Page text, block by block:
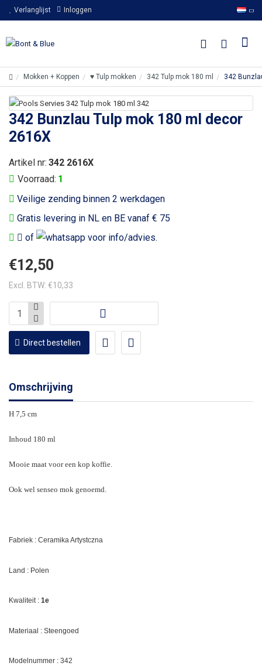
Verlanglijst Inloggen
Mokken + Koppen ♥ Tulp mokken 342 Tulp mok 180 ml 342
342 Bunzlau Tulp mok 180 ml decor
2616X
Veilige zending binnen 2 werkdagen
Gratis levering in NL en BE vanaf € 75
of
voor info/advies.
Voorraad: 1
Artikel nr: 342 2616X
€12,50
Excl. BTW: €10,33
Direct bestellen
Omschrijving
H 7,5 cm
Inhoud 180 ml
Mooie maat voor een kop koffie.
Ook wel senseo mok genoemd.
Fabriek : Ceramika Artystczna
Land : Polen
Kwaliteit : 1e
Materiaal : Steengoed
Modelnummer : 342